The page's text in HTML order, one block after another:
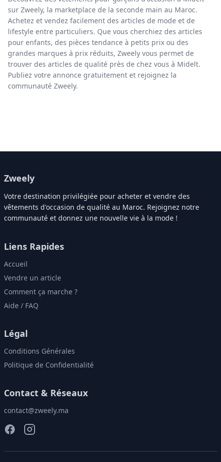
sur Zweely, la marketplace de la seconde main au Maroc.
Achetez et vendez facilement des articles de mode et de
lifestyle entre particuliers. Que vous cherchiez des articles
pour enfants, des pièces tendance à petits prix ou des
grandes marques à prix réduits, Zweely vous permet de
trouver des articles de qualité près de chez vous à Midelt.
Publiez votre annonce gratuitement et rejoignez la
communauté Zweely.
Zweely
Votre destination privilégiée pour acheter et vendre des
vêtements d'occasion de qualité au Maroc. Rejoignez notre
communauté et donnez une nouvelle vie à la mode !
Liens Rapides
Accueil
Vendre un article
Comment ça marche ?
Aide / FAQ
Légal
Conditions Générales
Politique de Confidentialité
Contact & Réseaux
contact@zweely.ma